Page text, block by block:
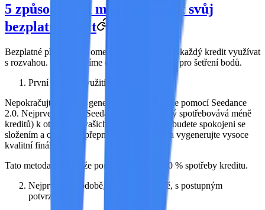
5 způsobů, jak maximalizovat svůj
bezplatný limit
Bezplatné příděly jsou omezené, proto je třeba každý kredit využívat
s rozvahou. Níže uvádíme osvědčené strategie pro šetření bodů.
První návrh s využitím modelu Lite
Nepokračujte přímo k generování finální verze pomocí Seedance
2.0. Nejprve použijte
Seedance 1.0 Lite
(který spotřebovává méně
kreditů) k otestování vašich nápadů. Jakmile budete spokojeni se
složením a obsahem, přepněte na model 2.0 a vygenerujte vysoce
kvalitní finální verzi.
Tato metoda vám může pomoci ušetřit 30–40 % spotřeby kreditu.
Nejprve krátkodobě, poté dlouhodobě, s postupným
potvrzením